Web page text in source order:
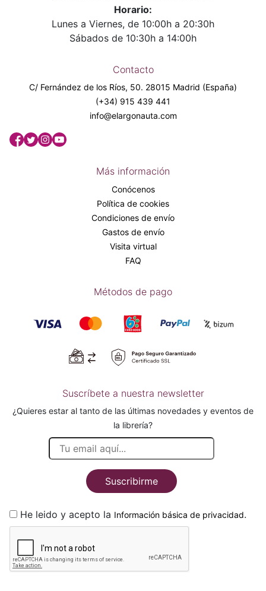
Horario:
Lunes a Viernes, de 10:00h a 20:30h
Sábados de 10:30h a 14:00h
Contacto
C/ Fernández de los Ríos, 50. 28015 Madrid (España)
(+34) 915 439 441
info@elargonauta.com
Más información
Conócenos
Política de cookies
Condiciones de envío
Gastos de envío
Visita virtual
FAQ
Métodos de pago
Suscríbete a nuestra newsletter
¿Quieres estar al tanto de las últimas novedades y eventos de
la librería?
Suscribirme
He leido y acepto la Información básica de privacidad.